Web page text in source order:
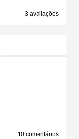
3 avaliações
10 comentários